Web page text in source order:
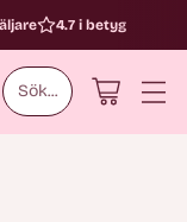
Sök...
4.7 i betyg